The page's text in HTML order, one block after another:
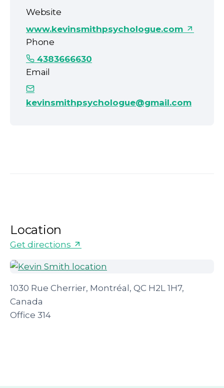
Website
www.kevinsmithpsychologue.com
Phone
4383666630
Email
kevinsmithpsychologue@gmail.com
Location
Get directions
1030 Rue Cherrier, Montréal, QC H2L 1H7,
Canada
Office 314